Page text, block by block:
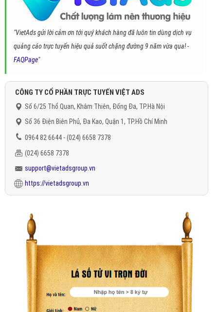
"VietAds gửi lời cảm ơn tới quý khách hàng đã luôn tin dùng dịch vụ
quảng cáo trực tuyến hiệu quả suốt chặng đường 9 năm vừa qua! -
FAQPage"
CÔNG TY CỔ PHẦN TRỰC TUYẾN VIỆT ADS
Số 6/25 Thổ Quan, Khâm Thiên, Đống Đa, TP.Hà Nội
Số 36 Điện Biên Phủ, Đa Kao, Quận 1, TP.Hồ Chí Minh
0964 82 6644 - (024) 6658 7378
(024) 6658 7378
support@vietadsgroup.vn
https://vietadsgroup.vn